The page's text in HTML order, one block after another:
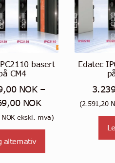
basert
CM4
NOK –
NOKPrisområde:
2.359,00 NOK
til
2.869,00 NOK
NOKekskl. mva)
alternativ
Edatec
(2.591,20